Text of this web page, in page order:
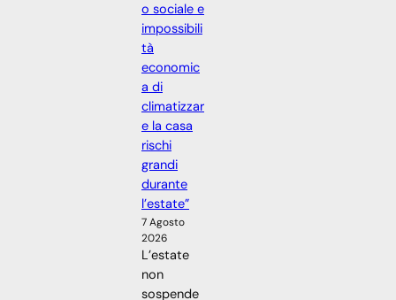
o sociale e
impossibili
tà
economic
a di
climatizzar
e la casa
rischi
grandi
durante
l’estate”
7 Agosto
2026
L’estate
non
sospende